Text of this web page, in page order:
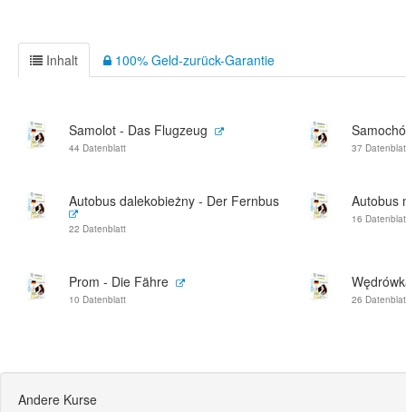
Inhalt 100% Geld-zurück-Garantie
Samolot - Das Flugzeug
44 Datenblatt 37
Autobus dalekobieżny - Der Fernbus
22 Datenblatt
Autobus
16
Prom - Die Fähre
10 Datenblatt 26
Andere Kurse